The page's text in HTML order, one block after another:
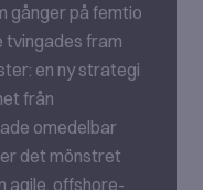
gånger på femtio
fram
en ny strategi
från
omedelbar
det mönstret
agile, offshore-